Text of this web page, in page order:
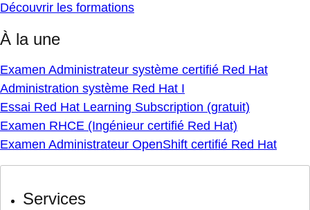
Découvrir les formations
À la une
Examen Administrateur système certifié Red Hat
Administration système Red Hat I
Essai Red Hat Learning Subscription (gratuit)
Examen RHCE (Ingénieur certifié Red Hat)
Examen Administrateur OpenShift certifié Red Hat
Services